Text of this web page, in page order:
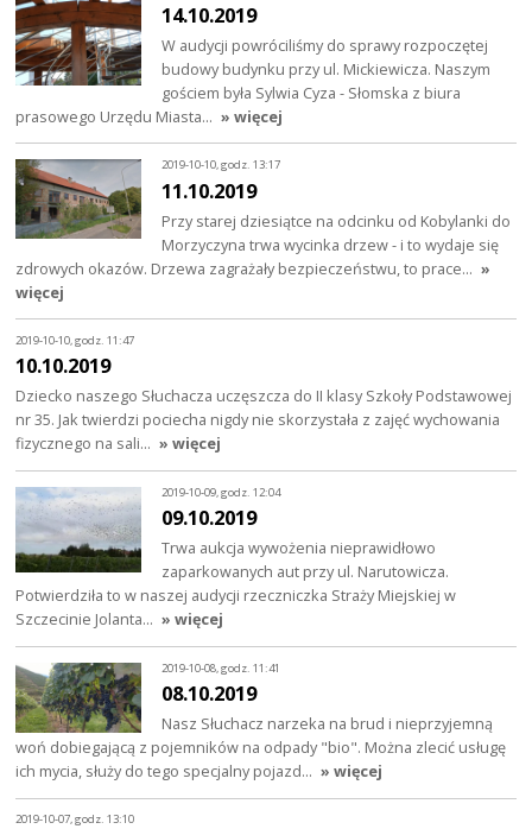
14.10.2019
W audycji powróciliśmy do sprawy rozpoczętej
budowy budynku przy ul. Mickiewicza. Naszym
gościem była Sylwia Cyza - Słomska z biura
prasowego Urzędu Miasta… » więcej
2019-10-10, godz. 13:17
11.10.2019
Przy starej dziesiątce na odcinku od Kobylanki do
Morzyczyna trwa wycinka drzew - i to wydaje się
zdrowych okazów. Drzewa zagrażały bezpieczeństwu, to prace… »
więcej
2019-10-10, godz. 11:47
10.10.2019
Dziecko naszego Słuchacza uczęszcza do II klasy Szkoły Podstawowej
nr 35. Jak twierdzi pociecha nigdy nie skorzystała z zajęć wychowania
fizycznego na sali… » więcej
2019-10-09, godz. 12:04
09.10.2019
Trwa aukcja wywożenia nieprawidłowo
zaparkowanych aut przy ul. Narutowicza.
Potwierdziła to w naszej audycji rzeczniczka Straży Miejskiej w
Szczecinie Jolanta… » więcej
2019-10-08, godz. 11:41
08.10.2019
Nasz Słuchacz narzeka na brud i nieprzyjemną
woń dobiegającą z pojemników na odpady "bio". Można zlecić usługę
ich mycia, służy do tego specjalny pojazd… » więcej
2019-10-07, godz. 13:10